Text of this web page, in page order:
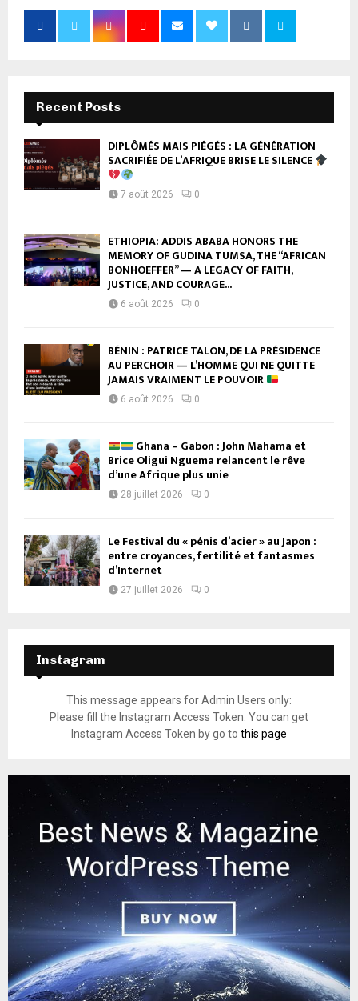
Recent Posts
DIPLÔMÉS MAIS PIÉGÉS : LA GÉNÉRATION
SACRIFIÉE DE L’AFRIQUE BRISE LE SILENCE
7 août 2026 0
ETHIOPIA: ADDIS ABABA HONORS THE
MEMORY OF GUDINA TUMSA, THE “AFRICAN
BONHOEFFER” — A LEGACY OF FAITH,
JUSTICE, AND COURAGE...
6 août 2026 0
BÉNIN : PATRICE TALON, DE LA PRÉSIDENCE
AU PERCHOIR — L’HOMME QUI NE QUITTE
JAMAIS VRAIMENT LE POUVOIR
6 août 2026 0
Ghana – Gabon : John Mahama et
Brice Oligui Nguema relancent le rêve
d’une Afrique plus unie
28 juillet 2026 0
Le Festival du « pénis d’acier » au Japon :
entre croyances, fertilité et fantasmes
d’Internet
27 juillet 2026 0
Instagram
This message appears for Admin Users only:
Please fill the Instagram Access Token. You can get
Instagram Access Token by go to this page